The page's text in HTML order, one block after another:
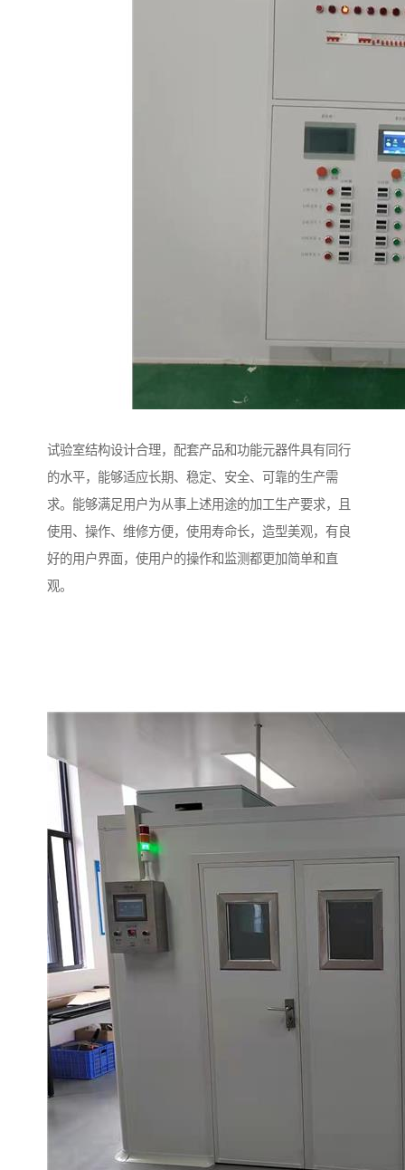
试验室结构设计合理，配套产品和功能元器件具有同行
的水平，能够适应长期、稳定、安全、可靠的生产需
求。能够满足用户为从事上述用途的加工生产要求，且
使用、操作、维修方便，使用寿命长，造型美观，有良
好的用户界面，使用户的操作和监测都更加简单和直
观。